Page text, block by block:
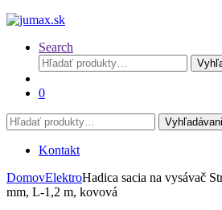
Search
Hľadať:
0
Hľadať:
Kontakt
DomovElektroHadica sacia na vysávač
mm, L-1,2 m, kovová